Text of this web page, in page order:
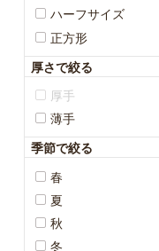
ハーフサイズ
正方形
厚さで絞る
厚手
薄手
季節で絞る
春
夏
秋
冬